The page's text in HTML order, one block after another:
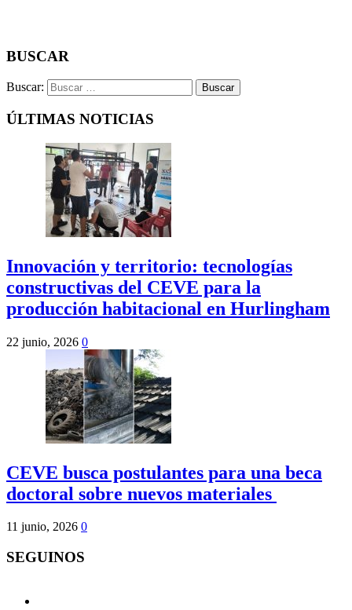
BUSCAR
Buscar:
ÚLTIMAS NOTICIAS
Innovación y territorio: tecnologías
constructivas del CEVE para la
producción habitacional en Hurlingham
22 junio, 2026 0
CEVE busca postulantes para una beca
doctoral sobre nuevos materiales
11 junio, 2026 0
SEGUINOS